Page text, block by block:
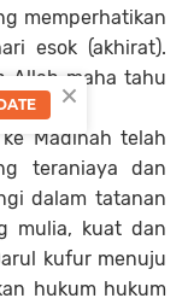
memperhatikan
esok (akhirat).
Allah maha tahu
Madinah telah
teraniaya dan
dalam tatanan
mulia, kuat dan
kufur menuju
hukum hukum
×